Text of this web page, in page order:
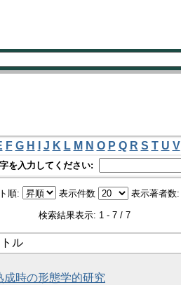
F G H J K L M N O P Q R S T U V
を入力してください:
順: 表示件数 表示著者数:
検索結果表示: 1 - 7 / 7
ル
成時の形態学的研究